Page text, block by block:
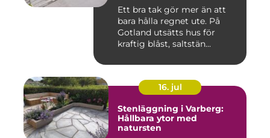
Ett bra tak gör mer än att
bara hålla regnet ute. På
Gotland utsätts hus för
kraftig blåst, saltstän...
16. jul
Stenläggning i Varberg:
Hållbara ytor med
natursten